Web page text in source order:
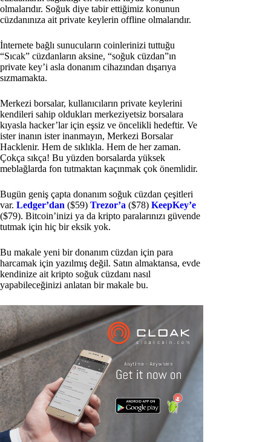
olmalarıdır. Soğuk diye tabir ettiğimiz konunun
cüzdanınıza ait private keylerin offline olmalarıdır.
İnternete bağlı sunucuların coinlerinizi tuttuğu
“Sıcak” cüzdanların aksine, “soğuk cüzdan”ın
private key’i asla donanım cihazından dışarıya
sızmamakta.
Merkezi borsalar, kullanıcıların private keylerini
kendileri sahip oldukları merkeziyetsiz borsalara
kıyasla hacker’lar için eşsiz ve öncelikli hedeftir. Ve
ister inanın ister inanmayın, Merkezi Borsalar
Hacklenir. Hem de sıklıkla. Hem de her zaman.
Çokça sıkça! Bu yüzden borsalarda yüksek
meblağlarda fon tutmaktan kaçınmak çok önemlidir.
Bugün geniş çapta donanım soğuk cüzdan çeşitleri
var. Ledger’dan ($59) Trezor’a ($78) KeepKey’e
($79). Bitcoin’inizi ya da kripto paralarınızı güvende
tutmak için hiç bir eksik yok.
Bu makale yeni bir donanım cüzdan için para
harcamak için yazılmış değil. Satın almaktansa, evde
kendinize ait kripto soğuk cüzdanı nasıl
yapabileceğinizi anlatan bir makale bu.